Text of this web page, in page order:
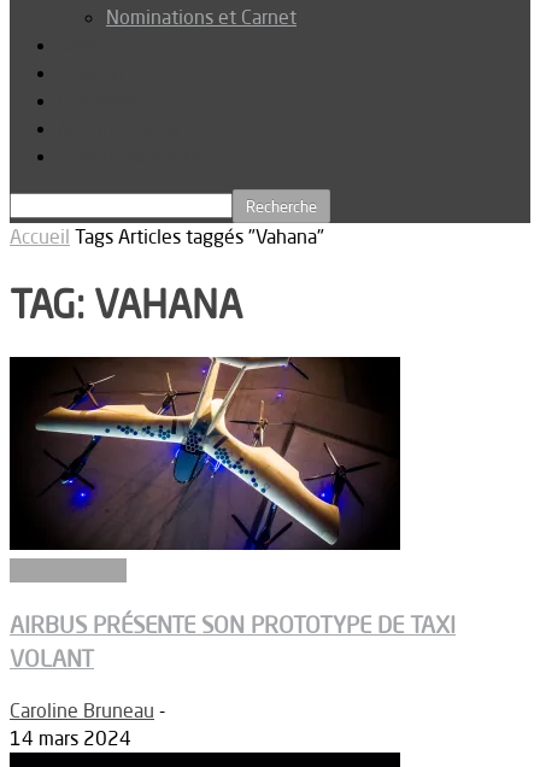
Nominations et Carnet
Accueil Tags Articles taggés "Vahana"
TAG: VAHANA
AIRBUS PRÉSENTE SON PROTOTYPE DE TAXI
VOLANT
Caroline Bruneau -
14 mars 2024